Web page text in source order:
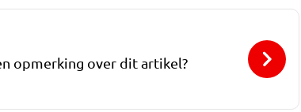
opmerking over dit artikel?